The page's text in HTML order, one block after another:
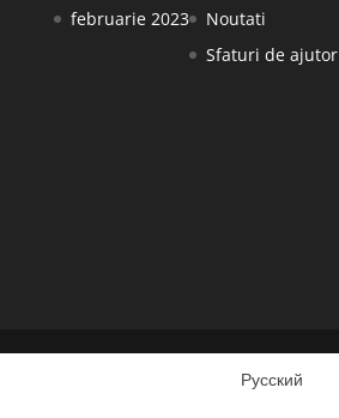
februarie 2023
Noutati
Sfaturi de ajutor
Русский